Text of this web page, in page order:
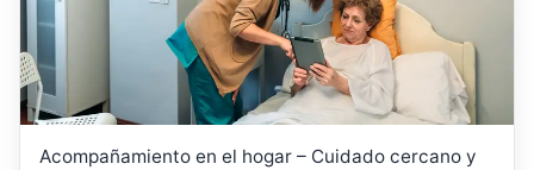
Acompañamiento en el hogar – Cuidado cercano y